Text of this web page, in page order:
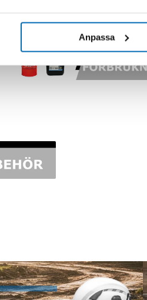
Anpassa
tillgängliga för att snabbt
och mattor för att skydda